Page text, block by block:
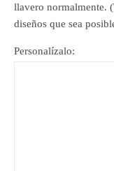
llavero normalmente.
diseños que sea
Personalízalo: